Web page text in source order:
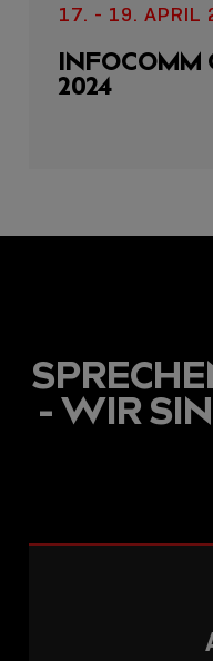
17. - 19. APRIL
INFOCOMM
2024
- WIR